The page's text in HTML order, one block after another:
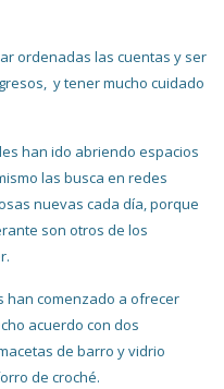
ordenadas las cuentas y ser
y tener mucho cuidado
han ido abriendo espacios
las busca en redes
nuevas cada día, porque
son otros de los
han comenzado a ofrecer
acuerdo con dos
de barro y vidrio
de croché.